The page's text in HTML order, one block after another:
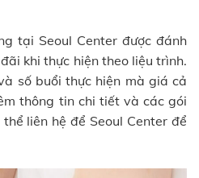
tại Seoul Center được đánh
khi thực hiện theo liệu trình.
số buổi thực hiện mà giá cả
thông tin chi tiết và các gói
liên hệ để Seoul Center để